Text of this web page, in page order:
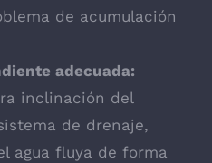
de acumulación
adecuada:
inclinación del
de drenaje,
agua fluya de forma